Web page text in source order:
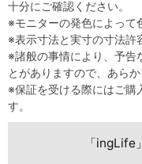
十分にご確認ください。
※モニターの発色によって
※表示寸法と実寸の寸法許
※諸般の事情により、予告
とがありますので、あら
※保証を受ける際にはご購
す。
「ingLife